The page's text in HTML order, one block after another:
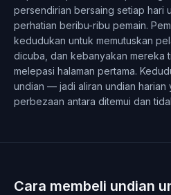
persendirian bersaing setiap hari
perhatian beribu-ribu pemain.
kedudukan untuk memutuskan
dicuba, dan kebanyakan mereka
melepasi halaman pertama.
undian — jadi aliran undian harian
perbezaan antara ditemui dan
Cara membeli undian